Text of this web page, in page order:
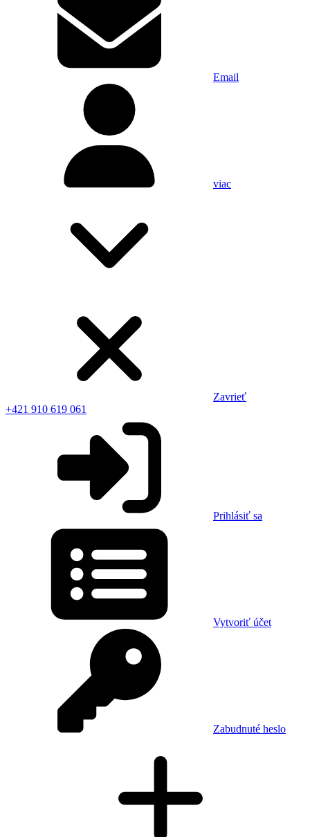
Email
viac
Zavrieť
+421 910 619 061
Prihlásiť sa
Vytvoriť účet
Zabudnuté heslo